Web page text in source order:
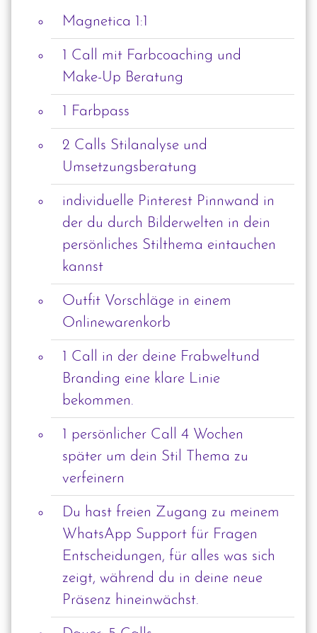
Magnetica 1:1
1 Call mit Farbcoaching und
Make-Up Beratung
1 Farbpass
2 Calls Stilanalyse und
Umsetzungsberatung
individuelle Pinterest Pinnwand in
der du durch Bilderwelten in dein
persönliches Stilthema eintauchen
kannst
Outfit Vorschläge in einem
Onlinewarenkorb
1 Call in der deine Frabweltund
Branding eine klare Linie
bekommen.
1 persönlicher Call 4 Wochen
später um dein Stil Thema zu
verfeinern
Du hast freien Zugang zu meinem
WhatsApp Support für Fragen
Entscheidungen, für alles was sich
zeigt, während du in deine neue
Präsenz hineinwächst.